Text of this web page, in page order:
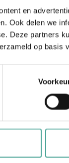
en
Ook delen we
Deze partners
op basis
Cortina
en heerlijke
samen
en
en